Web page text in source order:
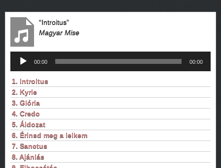
“Introitus”
Magyar Mise
Audió
lejátszó
00:00 00:00
1. Introitus
2. Kyrie
3. Glória
4. Credo
5. Áldozat
6. Érinsd meg a lelkem
7. Sanctus
8. Ajánlás